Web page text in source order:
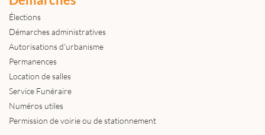
Élections
Démarches administratives
Autorisations d'urbanisme
Permanences
Location de salles
Service Funéraire
Numéros utiles
Permission de voirie ou de stationnement